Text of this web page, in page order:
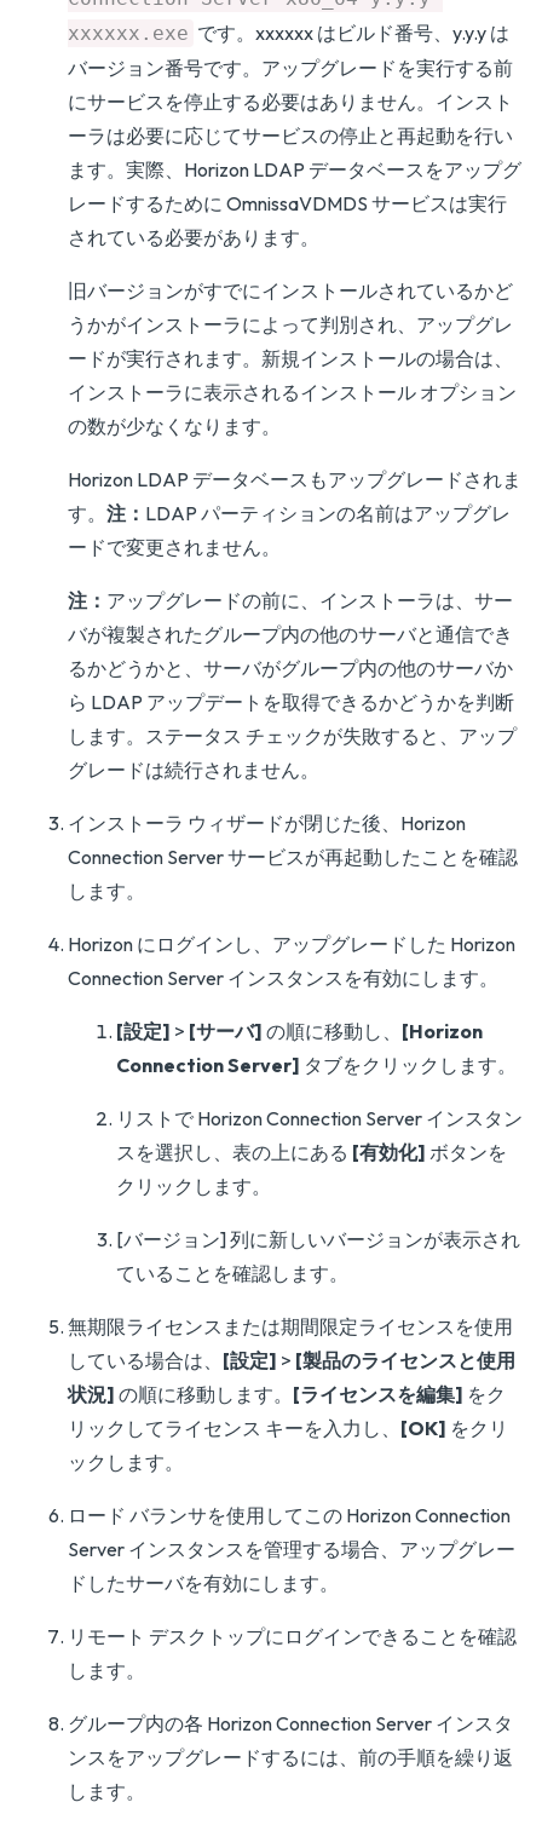
xxxxxx.exe です。xxxxxx はビルド番号、y.y.y は
バージョン番号です。アップグレードを実行する前
にサービスを停止する必要はありません。インスト
ーラは必要に応じてサービスの停止と再起動を行い
ます。実際、Horizon LDAP データベースをアップグ
レードするために OmnissaVDMDS サービスは実行
されている必要があります。
旧バージョンがすでにインストールされているかど
うかがインストーラによって判別され、アップグレ
ードが実行されます。新規インストールの場合は、
インストーラに表示されるインストール オプション
の数が少なくなります。
Horizon LDAP データベースもアップグレードされま
す。 注： LDAP パーティションの名前はアップグレ
ードで変更されません。
注： アップグレードの前に、インストーラは、サー
バが複製されたグループ内の他のサーバと通信でき
るかどうかと、サーバがグループ内の他のサーバか
ら LDAP アップデートを取得できるかどうかを判断
します。ステータス チェックが失敗すると、アップ
グレードは続行されません。
インストーラ ウィザードが閉じた後、Horizon
Connection Server サービスが再起動したことを確認
します。
Horizon にログインし、アップグレードした Horizon
Connection Server インスタンスを有効にします。
[設定] > [サーバ] の順に移動し、 [Horizon
Connection Server] タブをクリックします。
リストで Horizon Connection Server インスタン
スを選択し、表の上にある [有効化] ボタンを
クリックします。
[バージョン] 列に新しいバージョンが表示され
ていることを確認します。
無期限ライセンスまたは期間限定ライセンスを使用
している場合は、 [設定] > [製品のライセンスと使用
状況] の順に移動します。 [ライセンスを編集] をク
リックしてライセンス キーを入力し、 [OK] をクリ
ックします。
ロード バランサを使用してこの Horizon Connection
Server インスタンスを管理する場合、アップグレー
ドしたサーバを有効にします。
リモート デスクトップにログインできることを確認
します。
グループ内の各 Horizon Connection Server インスタ
ンスをアップグレードするには、前の手順を繰り返
します。